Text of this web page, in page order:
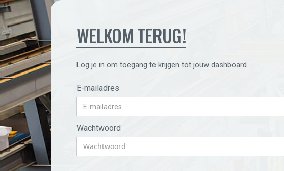
WELKOM TERUG!
Log je in om toegang te krijgen tot jouw dashboard.
E-mailadres
Wachtwoord